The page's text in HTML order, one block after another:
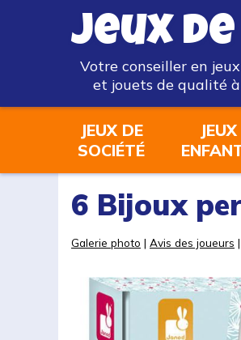
Jeux de
Votre conseiller en
et jouets de qualité
JEUX DE
SOCIÉTÉ
JEUX
6 Bijoux
Galerie photo | Avis des joueurs |